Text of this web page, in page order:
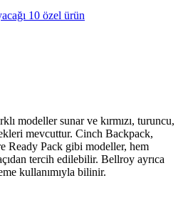
10 özel ürün
modeller sunar ve kırmızı, turuncu,
mevcuttur. Cinch Backpack,
Ready Pack gibi modeller, hem
tercih edilebilir. Bellroy ayrıca
kullanımıyla bilinir.